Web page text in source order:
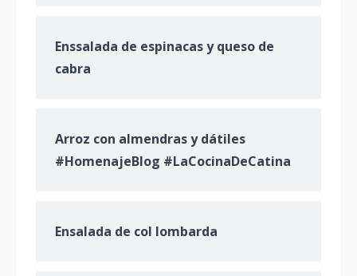
Enssalada de espinacas y queso de
cabra
Arroz con almendras y dátiles
#HomenajeBlog #LaCocinaDeCatina
Ensalada de col lombarda